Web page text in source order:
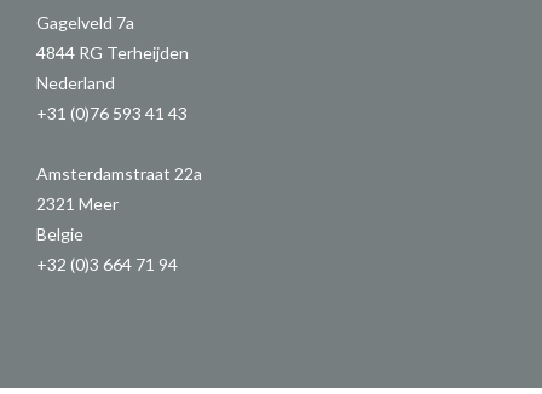
Gagelveld 7a
4844 RG Terheijden
Nederland
+31 (0)76 593 41 43
Amsterdamstraat 22a
2321 Meer
Belgie
+32 (0)3 664 71 94